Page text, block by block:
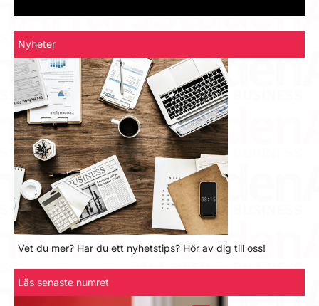
Nyheter
Vet du mer? Har du ett nyhetstips? Hör av dig till oss!
Läs senaste numret